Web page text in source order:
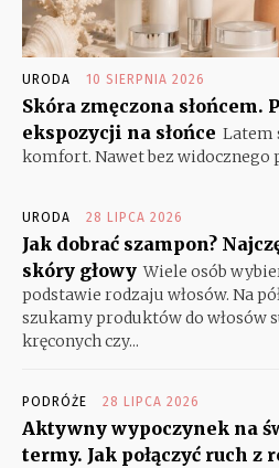
URODA 10 SIERPNIA 2026
Skóra zmęczona
ekspozycji na słońce Latem
komfort. Nawet bez widocznego
URODA 28 LIPCA 2026
Jak dobrać szampon?
skóry głowy Wiele osób
podstawie rodzaju włosów. Na
szukamy produktów do włosów
kręconych czy...
PODRÓŻE 28 LIPCA 2026
Aktywny wypoczynek na
termy. Jak połączyć ruch z